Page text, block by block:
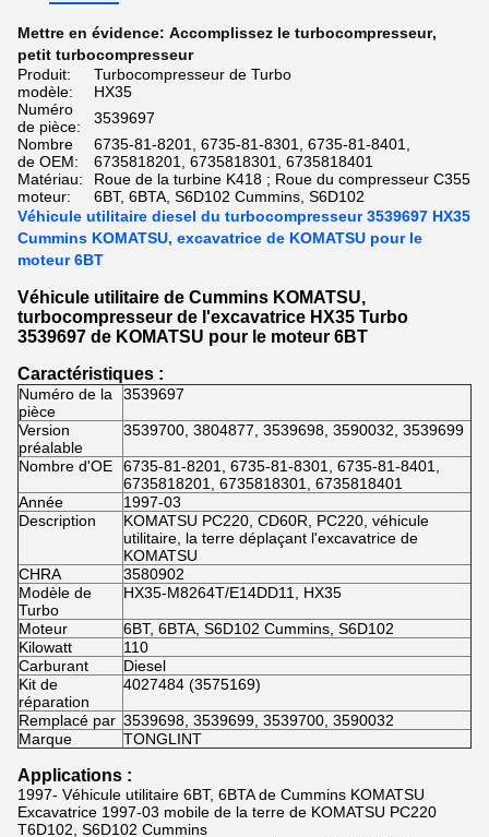
Mettre en évidence: Accomplissez le turbocompresseur,
petit turbocompresseur
Produit:
Turbocompresseur de Turbo
modèle:
HX35
Numéro
de pièce:
3539697
Nombre
de OEM:
6735-81-8201, 6735-81-8301, 6735-81-8401,
6735818201, 6735818301, 6735818401
Matériau:
Roue de la turbine K418 ; Roue du compresseur C355
moteur:
6BT, 6BTA, S6D102 Cummins, S6D102
Véhicule utilitaire diesel du turbocompresseur 3539697 HX35
Cummins KOMATSU, excavatrice de KOMATSU pour le
moteur 6BT
Véhicule utilitaire de Cummins KOMATSU,
turbocompresseur de l'excavatrice HX35 Turbo
3539697 de KOMATSU pour le moteur 6BT
Caractéristiques :
Numéro de la
pièce
3539697
Version
préalable
3539700, 3804877, 3539698, 3590032, 3539699
Nombre d'OE
6735-81-8201, 6735-81-8301, 6735-81-8401,
6735818201, 6735818301, 6735818401
Année
1997-03
Description
KOMATSU PC220, CD60R, PC220, véhicule
utilitaire, la terre déplaçant l'excavatrice de
KOMATSU
CHRA
3580902
Modèle de
Turbo
HX35-M8264T/E14DD11, HX35
Moteur
6BT, 6BTA, S6D102 Cummins, S6D102
Kilowatt
110
Carburant
Diesel
Kit de
réparation
4027484 (3575169)
Remplacé par 3539698, 3539699, 3539700, 3590032
Marque
TONGLINT
Applications :
1997- Véhicule utilitaire 6BT, 6BTA de Cummins KOMATSU
Excavatrice 1997-03 mobile de la terre de KOMATSU PC220
T6D102, S6D102 Cummins